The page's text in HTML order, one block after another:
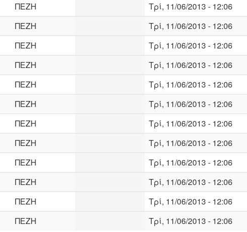
ΠΕΖΗ
Τρί, 11/06/2013 - 12:06
ΠΕΖΗ
Τρί, 11/06/2013 - 12:06
ΠΕΖΗ
Τρί, 11/06/2013 - 12:06
ΠΕΖΗ
Τρί, 11/06/2013 - 12:06
ΠΕΖΗ
Τρί, 11/06/2013 - 12:06
ΠΕΖΗ
Τρί, 11/06/2013 - 12:06
ΠΕΖΗ
Τρί, 11/06/2013 - 12:06
ΠΕΖΗ
Τρί, 11/06/2013 - 12:06
ΠΕΖΗ
Τρί, 11/06/2013 - 12:06
ΠΕΖΗ
Τρί, 11/06/2013 - 12:06
ΠΕΖΗ
Τρί, 11/06/2013 - 12:06
ΠΕΖΗ Τρί, 11/06/2013 - 12:06